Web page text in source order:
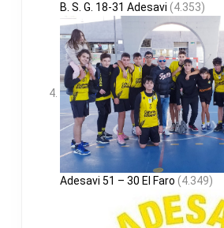
B. S. G. 18-31 Adesavi (4.353)
Adesavi 51 – 30 El Faro (4.349)